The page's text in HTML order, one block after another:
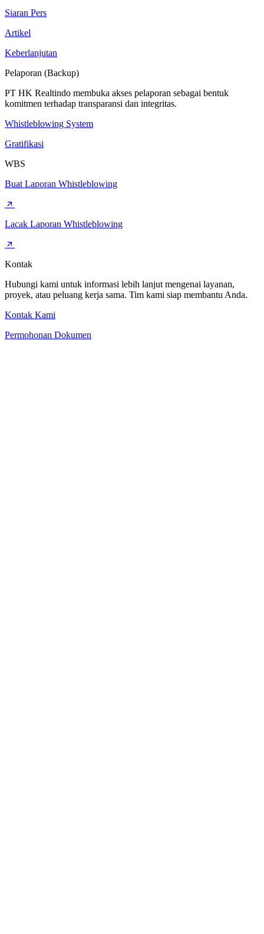
Siaran Pers
Artikel
Keberlanjutan
Pelaporan (Backup)
PT HK Realtindo membuka akses pelaporan sebagai bentuk
komitmen terhadap transparansi dan integritas.
Whistleblowing System
Gratifikasi
WBS
Buat Laporan Whistleblowing
Lacak Laporan Whistleblowing
Kontak
Hubungi kami untuk informasi lebih lanjut mengenai layanan,
proyek, atau peluang kerja sama. Tim kami siap membantu Anda.
Kontak Kami
Permohonan Dokumen